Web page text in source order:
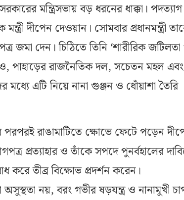
মন্ত্রিসভায় বড় ধরনের ধাক্কা। পদত্যাগ
দীপেন দেওয়ান। সোমবার প্রধানমন্ত্রী
জমা দেন। চিঠিতে তিনি ‘শারীরিক
পাহাড়ের রাজনৈতিক দল, সচেতন মহল এবং
মধ্যে এটি নিয়ে নানা গুঞ্জন ও ধোঁয়াশা তৈরি
রাঙামাটিতে ক্ষোভে ফেটে পড়েন
প্রত্যাহার ও তাঁকে সপদে পুনর্বহালের
করে তীব্র বিক্ষোভ প্রদর্শন করেন।
নয়, বরং গভীর ষড়যন্ত্র ও নানামুখী